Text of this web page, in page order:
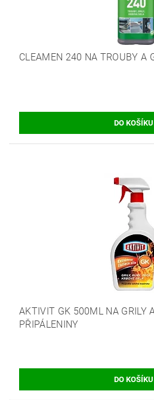
CLEAMEN 240 NA TROUBY A
AKTIVIT GK 500ML NA GRILY
PŘIPÁLENINY